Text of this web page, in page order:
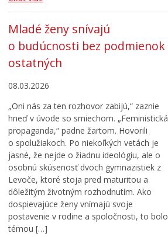
Mladé ženy snívajú
o budúcnosti bez podmienok
ostatných
08.03.2026
„Oni nás za ten rozhovor zabijú,“ zaznie
hneď v úvode so smiechom. „Feministická
propaganda,“ padne žartom. Hovorili
o spolužiakoch. Po niekoľkých vetách je
jasné, že nejde o žiadnu ideológiu, ale o
osobnú skúsenosť dvoch gymnazistiek z
Levoče, ktoré stoja pred maturitou a
dôležitým životným rozhodnutím. Ako
dospievajúce ženy vnímajú svoje
postavenie v rodine a spoločnosti, to bolo
témou […]